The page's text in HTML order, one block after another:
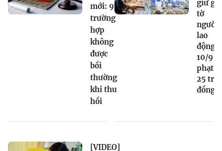
mới: 9
trường
hợp
không
được
bồi
thường
khi thu
hồi
giữ
tờ
người
lao
động
10/9 bị
phạt
25
đồng
[VIDEO]